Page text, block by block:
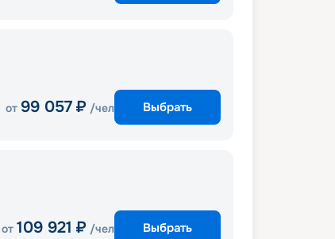
от 99 057 ₽ /чел Выбрать
от 109 921 ₽ /чел Выбрать